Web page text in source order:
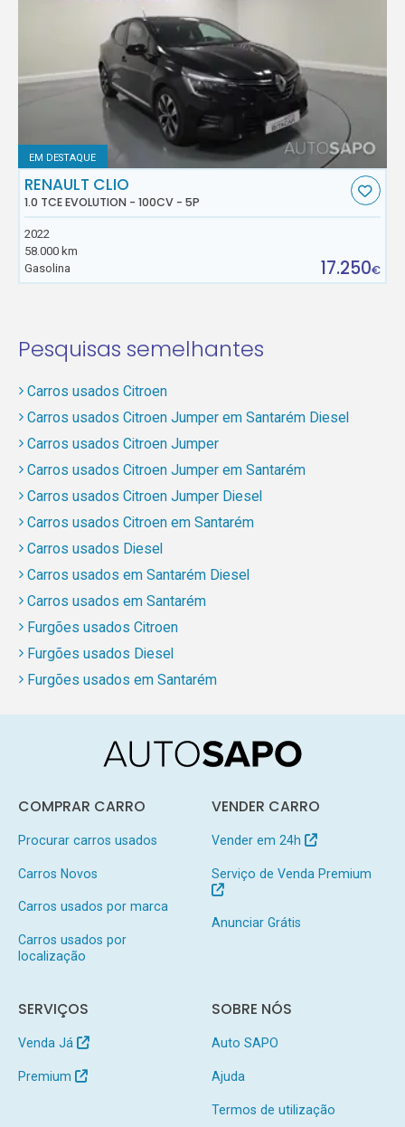
EM DESTAQUE
RENAULT CLIO
1.0 TCE EVOLUTION - 100CV - 5P
2022
58.000 km
Gasolina
17.250€
Pesquisas semelhantes
Carros usados Citroen
Carros usados Citroen Jumper em Santarém Diesel
Carros usados Citroen Jumper
Carros usados Citroen Jumper em Santarém
Carros usados Citroen Jumper Diesel
Carros usados Citroen em Santarém
Carros usados Diesel
Carros usados em Santarém Diesel
Carros usados em Santarém
Furgões usados Citroen
Furgões usados Diesel
Furgões usados em Santarém
COMPRAR CARRO
Procurar carros usados
Carros Novos
Carros usados por marca
Carros usados por
localização
VENDER CARRO
Vender em 24h
Serviço de Venda Premium
Anunciar Grátis
SERVIÇOS
Venda Já
Premium
SOBRE NÓS
Auto SAPO
Ajuda
Termos de utilização